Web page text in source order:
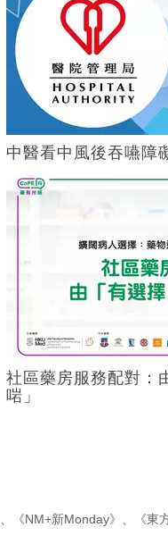
中醫看中風後吞嚥障
社區藥房服務配對：
啱」
、 《NM+新Monday》 、 《東